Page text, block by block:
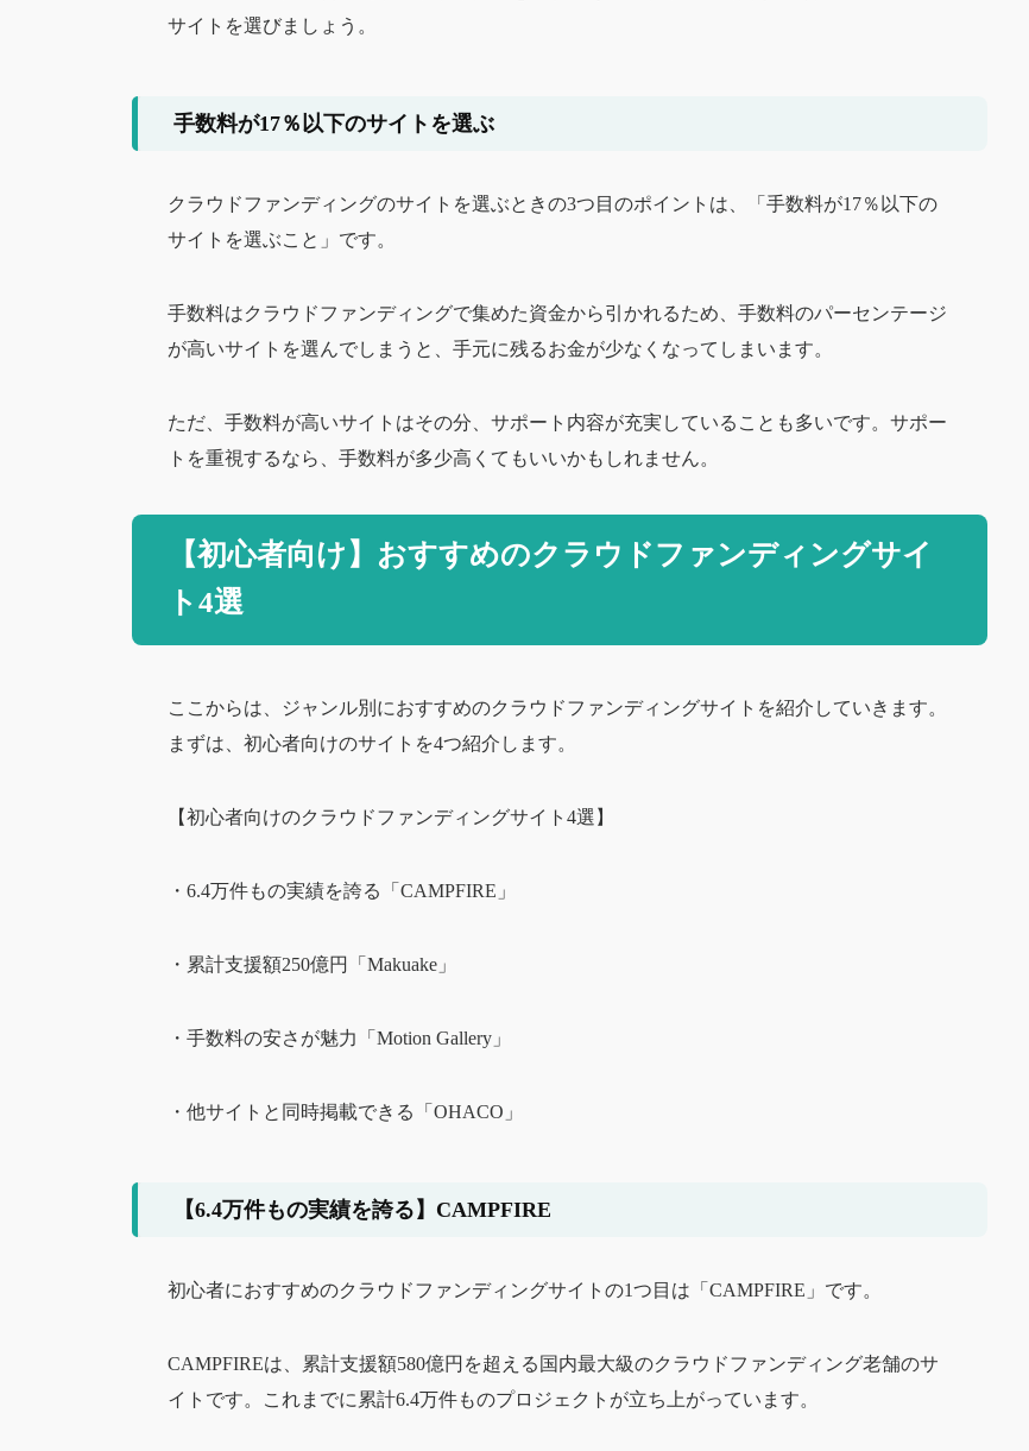
サイトを選びましょう。
手数料が17％以下のサイトを選ぶ
クラウドファンディングのサイトを選ぶときの3つ目のポイントは、「手数料が17％以下の
サイトを選ぶこと」です。
手数料はクラウドファンディングで集めた資金から引かれるため、手数料のパーセンテージ
が高いサイトを選んでしまうと、手元に残るお金が少なくなってしまいます。
ただ、手数料が高いサイトはその分、サポート内容が充実していることも多いです。サポー
トを重視するなら、手数料が多少高くてもいいかもしれません。
【初心者向け】おすすめのクラウドファンディングサイ
ト4選
ここからは、ジャンル別におすすめのクラウドファンディングサイトを紹介していきます。
まずは、初心者向けのサイトを4つ紹介します。
【初心者向けのクラウドファンディングサイト4選】
・6.4万件もの実績を誇る「CAMPFIRE」
・累計支援額250億円「Makuake」
・手数料の安さが魅力「Motion Gallery」
・他サイトと同時掲載できる「OHACO」
【6.4万件もの実績を誇る】CAMPFIRE
初心者におすすめのクラウドファンディングサイトの1つ目は「CAMPFIRE」です。
CAMPFIREは、累計支援額580億円を超える国内最大級のクラウドファンディング老舗のサ
イトです。これまでに累計6.4万件ものプロジェクトが立ち上がっています。